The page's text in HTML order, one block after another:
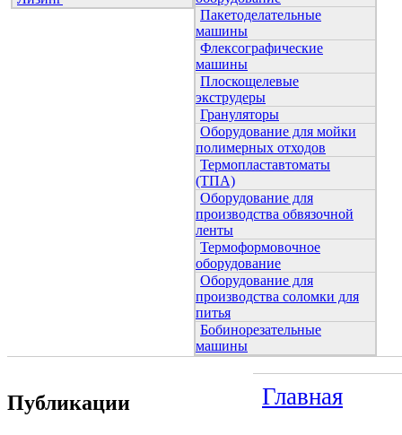
Пакетоделательные
машины
Флексографические
машины
Плоскощелевые
экструдеры
Грануляторы
Оборудование для мойки
полимерных отходов
Термопластавтоматы
(ТПА)
Оборудование для
производства обвязочной
ленты
Термоформовочное
оборудование
Оборудование для
производства соломки для
питья
Бобинорезательные
машины
Публикации Главная